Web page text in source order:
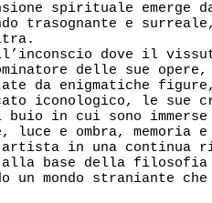
spirituale
trasognante e
dove il
delle sue
da enigmatiche
iconologico, le sue
buio in cui sono
luce e ombra, memoria
in una continua
alla base della
un mondo straniante